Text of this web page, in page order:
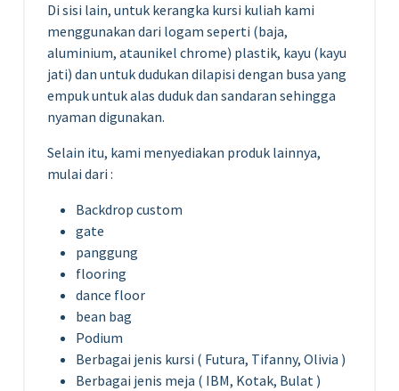
Di sisi lain, untuk kerangka kursi kuliah kami
menggunakan dari logam seperti (baja,
aluminium, ataunikel chrome) plastik, kayu (kayu
jati) dan untuk dudukan dilapisi dengan busa yang
empuk untuk alas duduk dan sandaran sehingga
nyaman digunakan.
Selain itu, kami menyediakan produk lainnya,
mulai dari :
Backdrop custom
gate
panggung
flooring
dance floor
bean bag
Podium
Berbagai jenis kursi ( Futura, Tifanny, Olivia )
Berbagai jenis meja ( IBM, Kotak, Bulat )